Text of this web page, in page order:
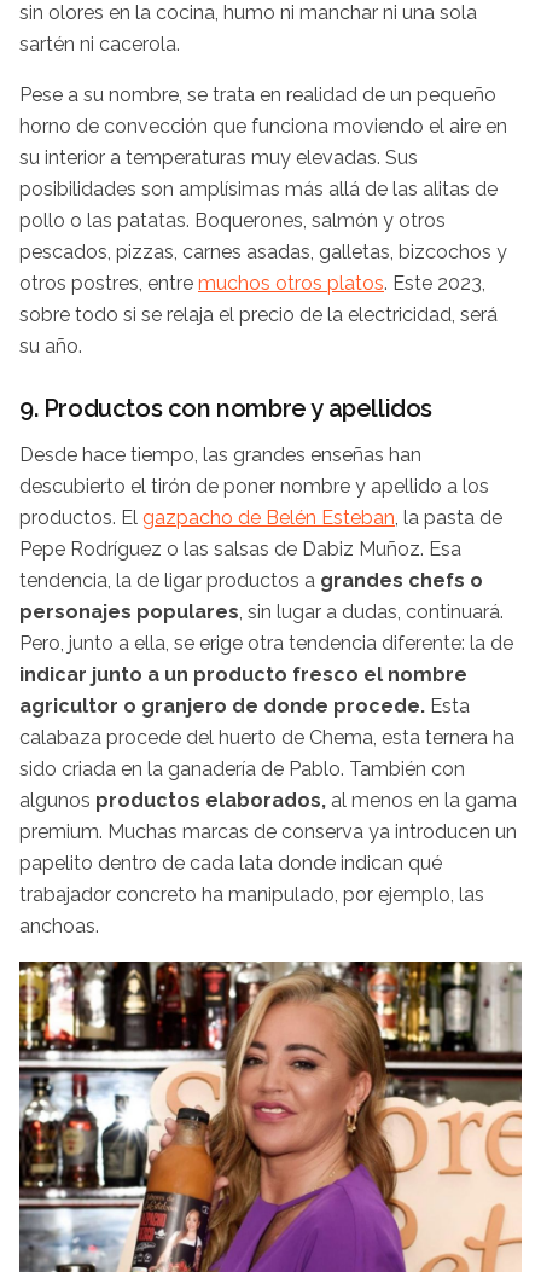
sin olores en la cocina, humo ni manchar ni una sola
sartén ni cacerola.
Pese a su nombre, se trata en realidad de un pequeño
horno de convección que funciona moviendo el aire en
su interior a temperaturas muy elevadas. Sus
posibilidades son amplísimas más allá de las alitas de
pollo o las patatas. Boquerones, salmón y otros
pescados, pizzas, carnes asadas, galletas, bizcochos y
otros postres, entre muchos otros platos. Este 2023,
sobre todo si se relaja el precio de la electricidad, será
su año.
9. Productos con nombre y apellidos
Desde hace tiempo, las grandes enseñas han
descubierto el tirón de poner nombre y apellido a los
productos. El gazpacho de Belén Esteban, la pasta de
Pepe Rodríguez o las salsas de Dabiz Muñoz. Esa
tendencia, la de ligar productos a grandes chefs o
personajes populares, sin lugar a dudas, continuará.
Pero, junto a ella, se erige otra tendencia diferente: la de
indicar junto a un producto fresco el nombre
agricultor o granjero de donde procede. Esta
calabaza procede del huerto de Chema, esta ternera ha
sido criada en la ganadería de Pablo. También con
algunos productos elaborados, al menos en la gama
premium. Muchas marcas de conserva ya introducen un
papelito dentro de cada lata donde indican qué
trabajador concreto ha manipulado, por ejemplo, las
anchoas.